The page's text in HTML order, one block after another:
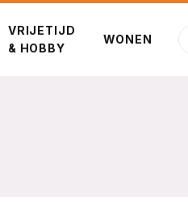
VRIJETIJD
& HOBBY
WONEN